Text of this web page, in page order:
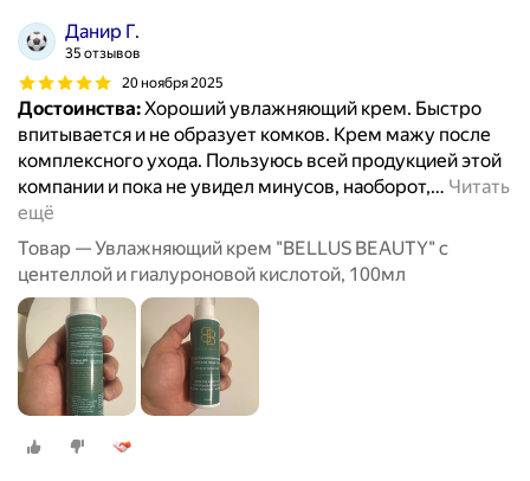
Данир Г.
35 отзывов
20 ноября 2025
Достоинства:Хороший увлажняющий крем. Быстро
впитывается и не образует комков. Крем мажу после
комплексного ухода. Пользуюсь всей продукцией этой
компании и пока не увидел минусов, наоборот,… Читать
ещё
Товар — Увлажняющий крем "BELLUS BEAUTY" с
центеллой и гиалуроновой кислотой, 100мл